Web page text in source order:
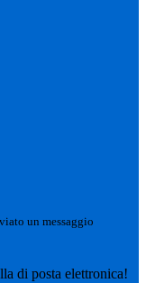
un messaggio
di posta elettronica!